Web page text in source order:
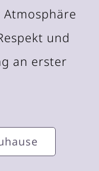
und
an erster